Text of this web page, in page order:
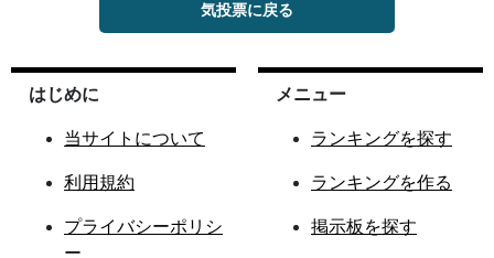
気投票に戻る
はじめに
当サイトについて
利用規約
プライバシーポリシ
ー
メニュー
ランキングを探す
ランキングを作る
掲示板を探す